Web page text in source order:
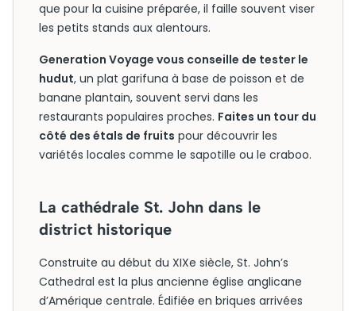
que pour la cuisine préparée, il faille souvent viser
les petits stands aux alentours.
Generation Voyage vous conseille de tester le
hudut, un plat garifuna à base de poisson et de
banane plantain, souvent servi dans les
restaurants populaires proches. Faites un tour du
côté des étals de fruits pour découvrir les
variétés locales comme le sapotille ou le craboo.
La cathédrale St. John dans le
district historique
Construite au début du XIXe siècle, St. John’s
Cathedral est la plus ancienne église anglicane
d’Amérique centrale. Édifiée en briques arrivées